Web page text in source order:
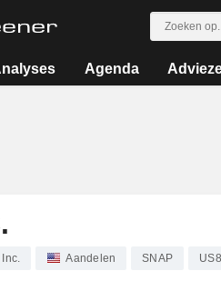
Agenda
Aandelen SNAP